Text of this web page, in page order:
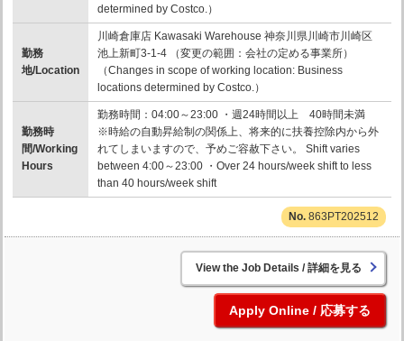
determined by Costco.）
勤務
地/Location
川崎倉庫店 Kawasaki Warehouse 神奈川県川崎市川崎区
池上新町3-1-4 （変更の範囲：会社の定める事業所）
（Changes in scope of working location: Business
locations determined by Costco.）
勤務時
間/Working
Hours
勤務時間：04:00～23:00 ・週24時間以上 40時間未満
※時給の自動昇給制の関係上、将来的に扶養控除内から外
れてしまいますので、予めご容赦下さい。 Shift varies
between 4:00～23:00 ・Over 24 hours/week shift to less
than 40 hours/week shift
863PT202512
詳細を見る
応募する